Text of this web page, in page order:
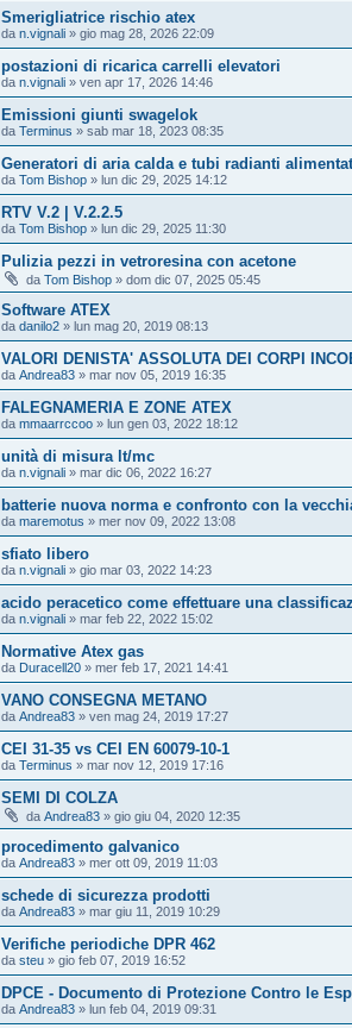
Smerigliatrice rischio atex
da n.vignali » gio mag 28, 2026 22:09
postazioni di ricarica carrelli elevatori
da n.vignali » ven apr 17, 2026 14:46
Emissioni giunti swagelok
da Terminus » sab mar 18, 2023 08:35
Generatori di aria calda e tubi radianti
da Tom Bishop » lun dic 29, 2025 14:12
RTV V.2 | V.2.2.5
da Tom Bishop » lun dic 29, 2025 11:30
Pulizia pezzi in vetroresina con acetone
da Tom Bishop » dom dic 07, 2025 05:45
Software ATEX
da danilo2 » lun mag 20, 2019 08:13
VALORI DENISTA' ASSOLUTA DEI CORPI
da Andrea83 » mar nov 05, 2019 16:35
FALEGNAMERIA E ZONE ATEX
da mmaarrccoo » lun gen 03, 2022 18:12
unità di misura lt/mc
da n.vignali » mar dic 06, 2022 16:27
batterie nuova norma e confronto con la
da maremotus » mer nov 09, 2022 13:08
sfiato libero
da n.vignali » gio mar 03, 2022 14:23
acido peracetico come effettuare una
da n.vignali » mar feb 22, 2022 15:02
Normative Atex gas
da Duracell20 » mer feb 17, 2021 14:41
VANO CONSEGNA METANO
da Andrea83 » ven mag 24, 2019 17:27
CEI 31-35 vs CEI EN 60079-10-1
da Terminus » mar nov 12, 2019 17:16
SEMI DI COLZA
da Andrea83 » gio giu 04, 2020 12:35
procedimento galvanico
da Andrea83 » mer ott 09, 2019 11:03
schede di sicurezza prodotti
da Andrea83 » mar giu 11, 2019 10:29
Verifiche periodiche DPR 462
da steu » gio feb 07, 2019 16:52
DPCE - Documento di Protezione Contro le
da Andrea83 » lun feb 04, 2019 09:31